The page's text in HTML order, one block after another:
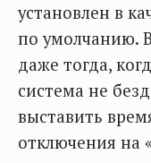
установлен в
по умолчанию.
даже тогда,
система не
выставить
отключения на